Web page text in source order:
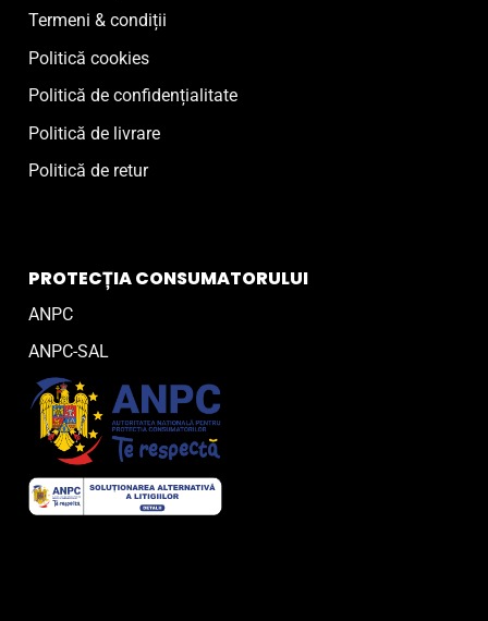
Termeni & condiții
Politică cookies
Politică de confidențialitate
Politică de livrare
Politică de retur
PROTECȚIA CONSUMATORULUI
ANPC
ANPC-SAL